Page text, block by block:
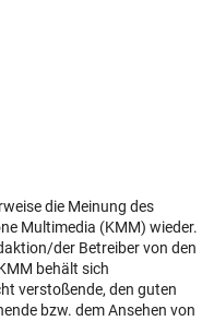
die Meinung des
Multimedia (KMM) wieder.
der Betreiber von den
behält sich
verstoßende, den guten
bzw. dem Ansehen von